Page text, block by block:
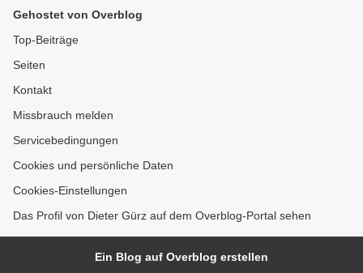
Gehostet von Overblog
Top-Beiträge
Seiten
Kontakt
Missbrauch melden
Servicebedingungen
Cookies und persönliche Daten
Cookies-Einstellungen
Das Profil von Dieter Gürz auf dem Overblog-Portal sehen
Ein Blog auf Overblog erstellen